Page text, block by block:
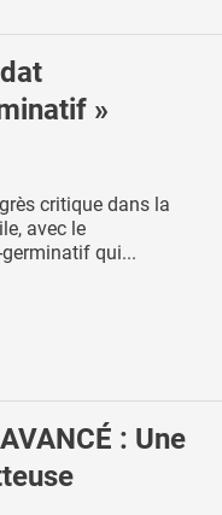
»
critique dans la
avec le
qui...
: Une